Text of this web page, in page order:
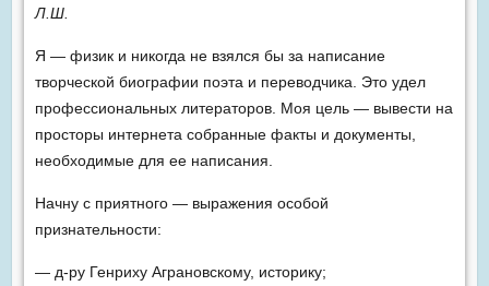
Л.Ш.
Я — физик и никогда не взялся бы за написание
творческой биографии поэта и переводчика. Это удел
профессиональных литераторов. Моя цель — вывести на
просторы интернета собранные факты и документы,
необходимые для ее написания.
Начну с приятного — выражения особой
признательности:
— д-ру Генриху Аграновскому, историку;